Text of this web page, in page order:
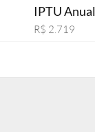
IPTU Anual
R$ 2.719